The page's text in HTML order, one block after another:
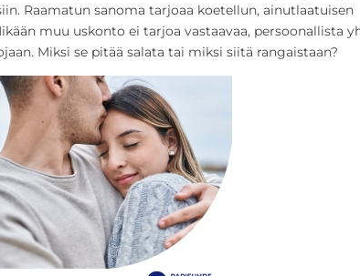
Raamatun sanoma tarjoaa koetellun, ainutlaatuisen
muu uskonto ei tarjoa vastaavaa, persoonallista
Miksi se pitää salata tai miksi siitä rangaistaan?